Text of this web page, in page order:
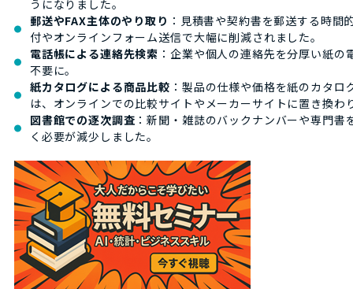
うになりました。
郵送やFAX主体のやり取り ：見積書や契約書を郵送する時間
付やオンラインフォーム送信で大幅に削減されました。
電話帳による連絡先検索 ：企業や個人の連絡先を分厚い紙の
不要に。
紙カタログによる商品比較 ：製品の仕様や価格を紙のカタロ
は、オンラインでの比較サイトやメーカーサイトに置き換わ
図書館での逐次調査 ：新聞・雑誌のバックナンバーや専門書
く必要が減少しました。